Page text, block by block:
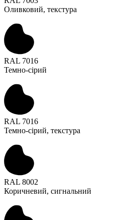
Оливковий, текстура
RAL 7016
Темно-сірий
RAL 7016
Темно-сірий, текстура
RAL 8002
Коричневий, сигнальний